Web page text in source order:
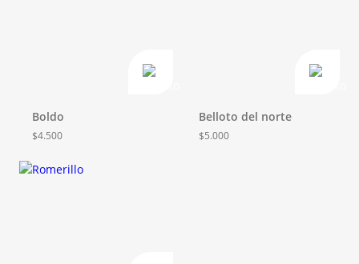
Boldo
$4.500
Belloto del norte
$5.000